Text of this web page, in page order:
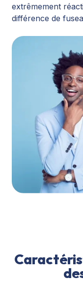
extrêmement
différence de